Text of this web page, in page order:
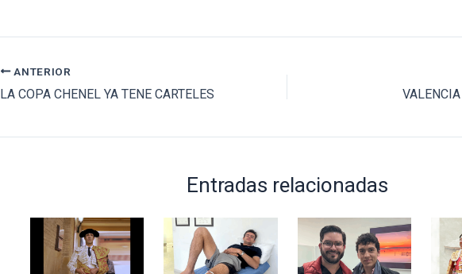
ANTERIOR
LA COPA CHENEL YA TENE CARTELES
Entradas relacionadas